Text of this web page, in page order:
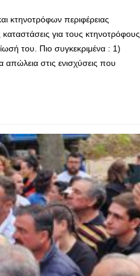
κτηνοτρόφων περιφέρειας
για τους κτηνοτρόφους.
του. Πιο συγκεκριμένα : 1)
στις ενισχύσεις που